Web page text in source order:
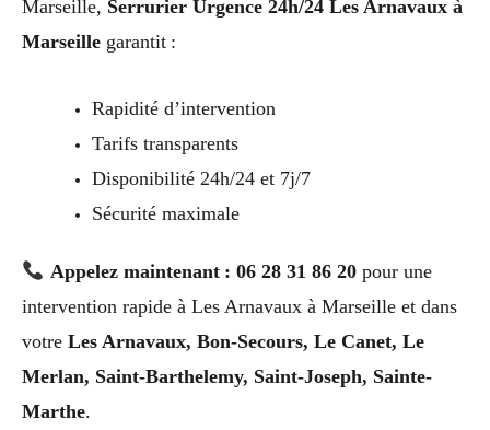
Marseille, Serrurier Urgence 24h/24 Les Arnavaux à
Marseille garantit :
Rapidité d’intervention
Tarifs transparents
Disponibilité 24h/24 et 7j/7
Sécurité maximale
Appelez maintenant : 06 28 31 86 20pour une
intervention rapide à Les Arnavaux à Marseille et dans
votre Les Arnavaux, Bon-Secours, Le Canet, Le
Merlan, Saint-Barthelemy, Saint-Joseph, Sainte-
Marthe.